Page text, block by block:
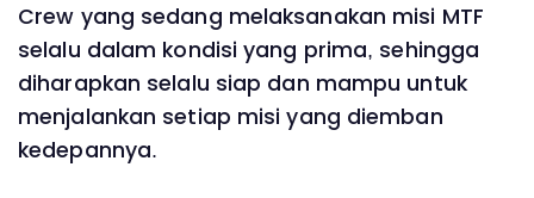
Crew yang sedang melaksanakan misi MTF
selalu dalam kondisi yang prima, sehingga
diharapkan selalu siap dan mampu untuk
menjalankan setiap misi yang diemban
kedepannya.